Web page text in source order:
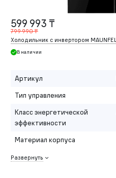
599 993 ₸
799 990 ₸
Холодильник с инвертором
В наличии
Артикул
Тип управления
Класс энергетической
эффективности
Материал корпуса
Развернуть